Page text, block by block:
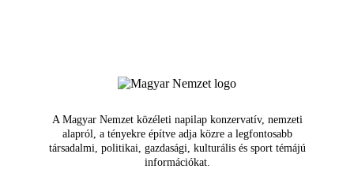
A Magyar Nemzet közéleti napilap konzervatív, nemzeti
alapról, a tényekre építve adja közre a legfontosabb
társadalmi, politikai, gazdasági, kulturális és sport témájú
információkat.